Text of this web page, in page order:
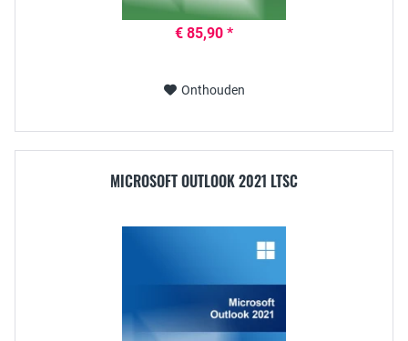
€ 85,90 *
Onthouden
MICROSOFT OUTLOOK 2021 LTSC